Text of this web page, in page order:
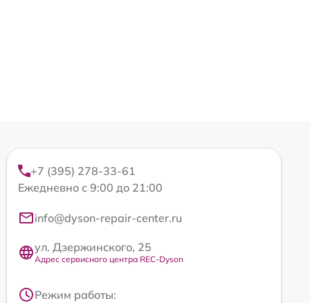
+7 (395) 278-33-61
Ежедневно с 9:00 до 21:00
info@dyson-repair-center.ru
ул. Дзержинского, 25
Адрес сервисного центра REC-Dyson
Режим работы: